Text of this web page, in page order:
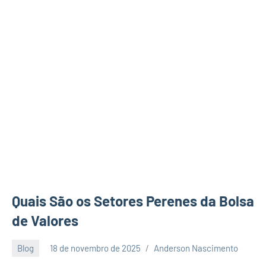
Quais São os Setores Perenes da Bolsa
de Valores
Blog 18 de novembro de 2025 Anderson Nascimento